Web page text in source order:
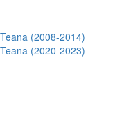
Teana (2008-2014)
Teana (2020-2023)